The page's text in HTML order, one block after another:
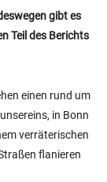
gibt es
Teil des Berichts
einen rund um
in Bonn
verräterischen
flanieren